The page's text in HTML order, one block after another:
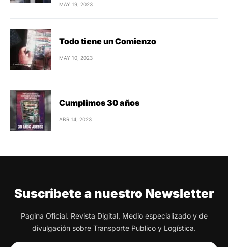
MAY 19, 2023
Todo tiene un Comienzo
MAY 10, 2023
Cumplimos 30 años
ABR 14, 2023
Suscribete a nuestro Newsletter
Pagina Oficial. Revista Digital, Medio especializado y de
divulgación sobre Transporte Publico y Logística.